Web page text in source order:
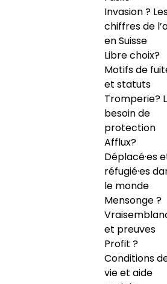
Invasion ?
chiffres de
en Suisse
Libre choix?
Motifs de
et statuts
Tromperie?
besoin de
protection
Afflux?
Déplacé·es
réfugié·es
le monde
Mensonge ?
et preuves
Profit ?
Conditions
vie et aide